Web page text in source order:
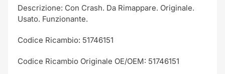
Descrizione: Con Crash. Da Rimappare. Originale.
Usato. Funzionante.
Codice Ricambio: 51746151
Codice Ricambio Originale OE/OEM: 51746151